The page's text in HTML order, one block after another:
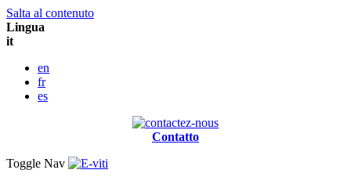
Salta al contenuto
Lingua
it
en
fr
es
Contatto
Toggle Nav